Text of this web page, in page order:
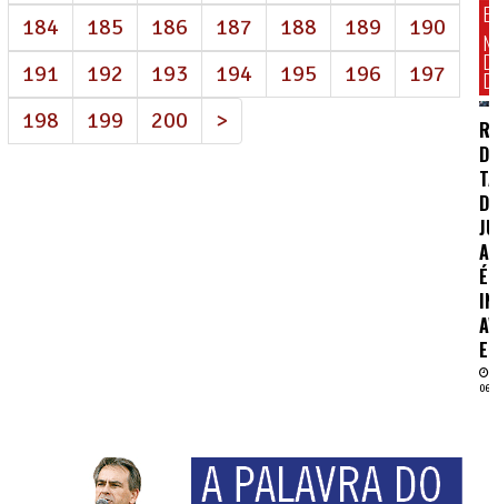
184
185 186 187 188 189
190
191
192 193 194 195 196
197
198
199 200 >
DA
DE
É
06/